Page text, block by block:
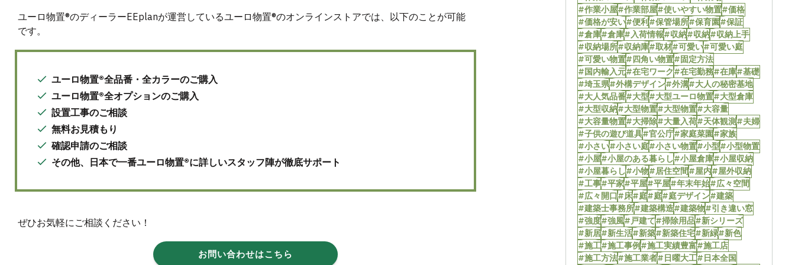
ユーロ物置®のディーラーEEplanが運営しているユーロ物置®のオンラインストアでは、以下のことが可能
です。
ユーロ物置®全品番・全カラーのご購入
ユーロ物置®全オプションのご購入
設置工事のご相談
無料お見積もり
確認申請のご相談
その他、日本で一番ユーロ物置®に詳しいスタッフ陣が徹底サポート
ぜひお気軽にご相談ください！
お問い合わせはこちら
#作業小屋#作業部屋#使いやすい物置#価格
#価格が安い#便利#保管場所#保育園#保証
#倉庫#倉庫#入荷情報#収納#収納#収納上手
#収納場所#収納庫#取材#可愛い#可愛い庭
#可愛い物置#四角い物置#固定方法
#国内輸入元#在宅ワーク#在宅勤務#在庫#基礎
#埼玉県#外構デザイン#外溝#大人の秘密基地
#大人気品番#大型#大型ユーロ物置#大型倉庫
#大型収納#大型物置#大型物置#大容量
#大容量物置#大掃除#大量入荷#天体観測#夫婦
#子供の遊び道具#官公庁#家庭菜園#家族
#小さい#小さい庭#小さい物置#小型#小型物置
#小屋#小屋のある暮らし#小屋倉庫#小屋収納
#小屋暮らし#小物#居住空間#屋内#屋外収納
#工事#平家#平屋#平屋#年末年始#広々空間
#広々開口#床#庭#庭#庭デザイン#建築
#建築士事務所#建築構造#建築物#引き違い窓
#強度#強風#戸建て#掃除用品#新シリーズ
#新居#新生活#新築#新築住宅#新緑#新色
#施工#施工事例#施工実績豊富#施工店
#施工方法#施工業者#日曜大工#日本全国